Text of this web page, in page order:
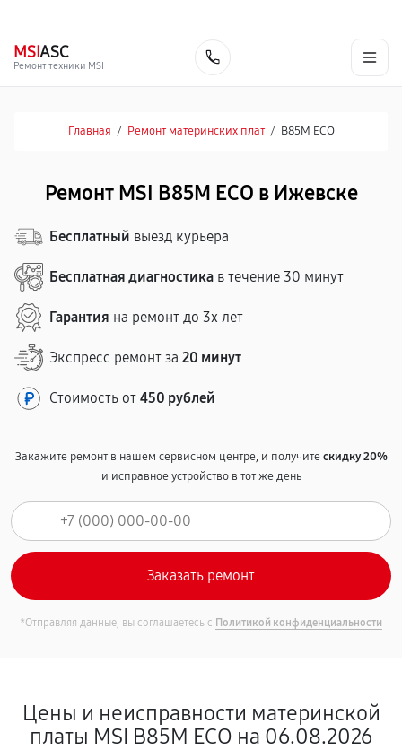
MSIASC
Ремонт техники MSI
Главная / Ремонт материнских плат / B85M ECO
Ремонт MSI B85M ECO в Ижевске
Бесплатный выезд курьера
Бесплатная диагностика в течение 30 минут
Гарантия на ремонт до 3х лет
Экспресс ремонт за 20 минут
Стоимость от 450 рублей
Закажите ремонт в нашем сервисном центре, и получитескидку 20%
и исправное устройство в тот же день
*Отправляя данные, вы соглашаетесь с Политикой конфиденциальности
Цены и неисправности материнской
платы MSI B85M ECO на 06.08.2026